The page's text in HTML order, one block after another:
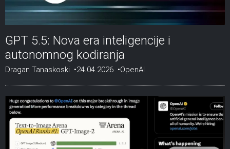
GPT 5.5: Nova era inteligencije i
autonomnog kodiranja
Dragan Tanaskoski 24.04.2026 OpenAI